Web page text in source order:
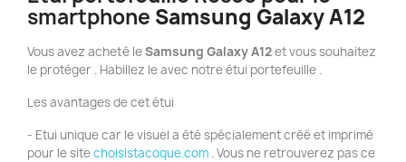
smartphone Samsung Galaxy A12
Vous avez acheté leSamsung Galaxy A12et vous souhaitez
le protéger . Habillez le avec notre étui portefeuille .
Les avantages de cet étui
- Etui unique car le visuel a été spécialement créé et imprimé
pour le sitechoisistacoque.com . Vous ne retrouverez pas ce